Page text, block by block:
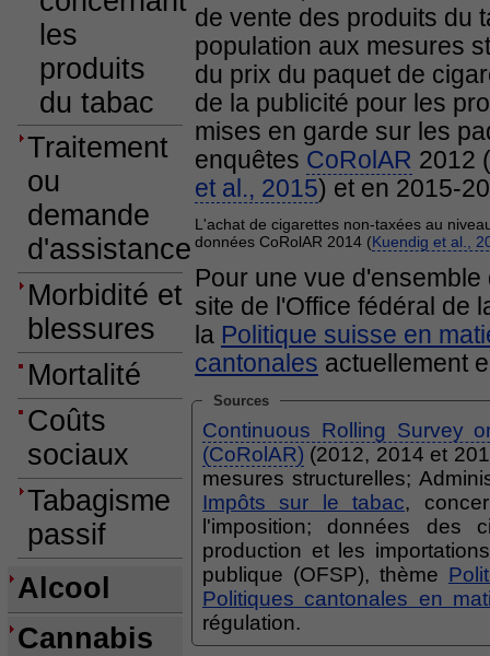
les
produits
du tabac
Traitement
ou
demande
d'assistance
Morbidité et
blessures
Mortalité
Coûts
sociaux
Tabagisme
passif
Alcool
Cannabis
de vente des produits du
population aux mesures
du prix du paquet de
de la publicité pour les
mises en garde sur les
enquêtes CoRolAR 2012 (
et al., 2015) et en 2015-
L'achat de cigarettes non-taxées au
données CoRolAR 2014 (Kuendig et al.,
Pour une vue
site de l'Office fédéral de
la Politique suisse en
cantonales actuellement
Sources
Continuous Rolling Survey
(CoRolAR) (2012, 2014 et
mesures structurelles;
Impôts sur le tabac,
l'imposition; données des
production et les
publique (OFSP), thème
Politiques cantonales en
régulation.